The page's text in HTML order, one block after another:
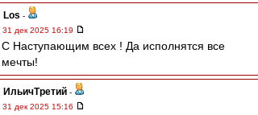
Los -
31 дек 2025 16:19
С Наступающим всех ! Да исполнятся все
мечты!
ИльичТpeтий -
31 дек 2025 15:16